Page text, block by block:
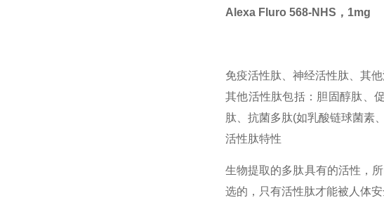
Alexa Fluro 568-NHS，1mg
免疫活性肽、神经活性肽、其他
其他活性肽包括：胆固醇肽、
肽、抗菌多肽(如乳酸链球菌素
活性肽特性
生物提取的多肽具有的活性，
选的，只有活性肽才能被人体安